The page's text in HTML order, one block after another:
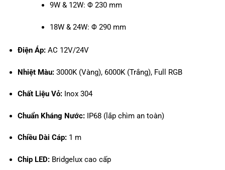
9W & 12W: Φ 230 mm
18W & 24W: Φ 290 mm
Điện Áp:AC 12V/24V
Nhiệt Màu:3000K (Vàng), 6000K (Trắng), Full RGB
Chất Liệu Vỏ:Inox 304
Chuẩn Kháng Nước:IP68 (lắp chìm an toàn)
Chiều Dài Cáp:1 m
Chip LED:Bridgelux cao cấp